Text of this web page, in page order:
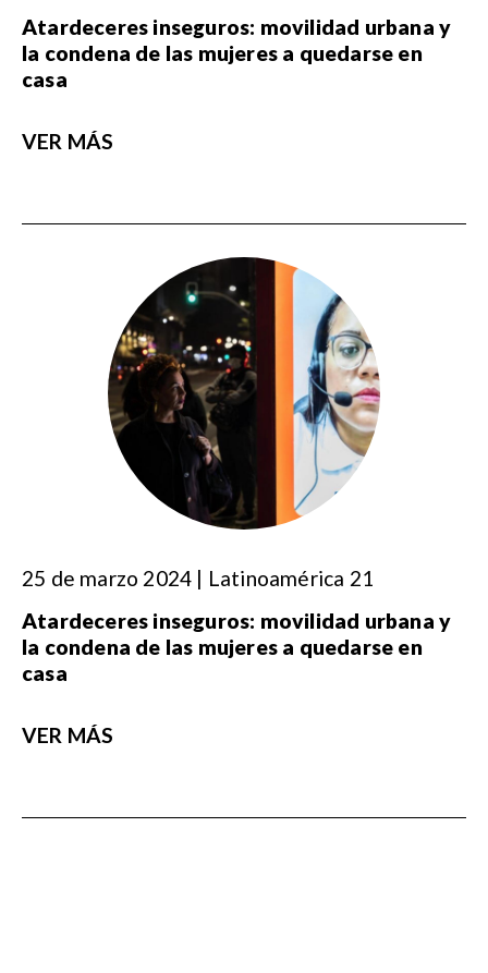
Atardeceres inseguros: movilidad urbana y
la condena de las mujeres a quedarse en
casa
VER MÁS
25 de marzo 2024 | Latinoamérica 21
Atardeceres inseguros: movilidad urbana y
la condena de las mujeres a quedarse en
casa
VER MÁS